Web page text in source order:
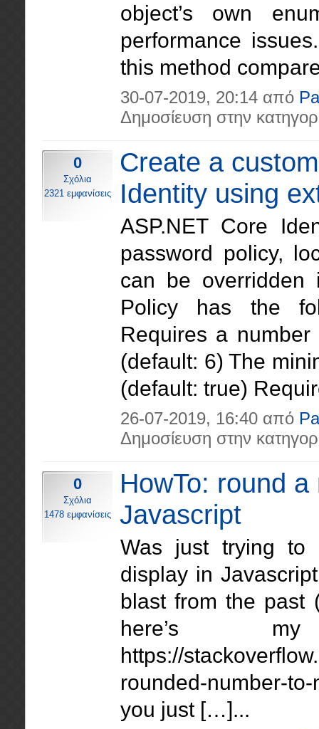
object’s own
performance
this method
30-07-2019, 20:14 από
Δημοσίευση στην
0
Σχόλια
2321 εμφανίσεις
Create a
Identity using
ASP.NET Core
password policy,
can be overridden
Policy has the
Requires a
(default: 6) The
(default: true)
26-07-2019, 16:40 από
Δημοσίευση στην
0
Σχόλια
1478 εμφανίσεις
HowTo: round
Javascript
Was just trying to
display in
blast from the past
here’s
https://
rounded-number-
you just […]...